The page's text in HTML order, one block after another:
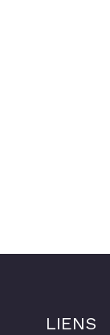
LIENS